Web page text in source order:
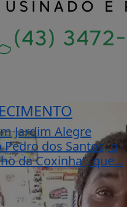
Jardim Alegre
Pedro dos Santos, o
da Coxinha”, que...